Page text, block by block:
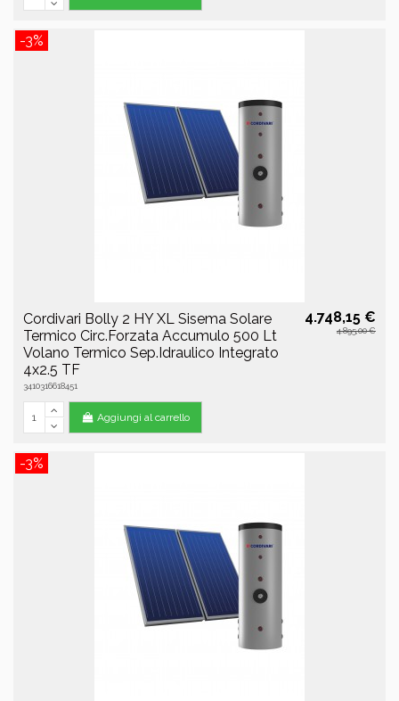
-3%
Cordivari Bolly 2 HY XL Sisema Solare
Termico Circ.Forzata Accumulo 500 Lt
Volano Termico Sep.Idraulico Integrato
4x2.5 TF
3410316618451
4.748,15 €
4.895,00 €
Aggiungi al carrello
-3%